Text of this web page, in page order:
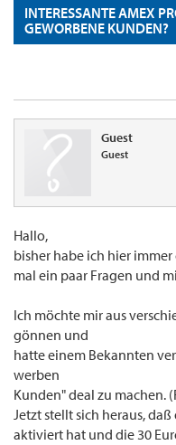
INTERESSANTE AMEX
GEWORBENE KUNDEN?
Guest
Guest
Hallo,
bisher habe ich hier
mal ein paar Fragen und
Ich möchte mir aus
gönnen und
hatte einem Bekannten
werben
Kunden" deal zu machen.
Jetzt stellt sich heraus,
aktiviert hat und die 30